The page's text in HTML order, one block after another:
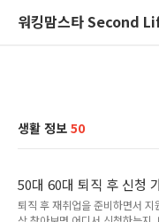
워킹맘스타 Second
생활 정보 50
50대 60대 퇴직 후 신청
금 5가지
퇴직 후 재취업을 준비하면서